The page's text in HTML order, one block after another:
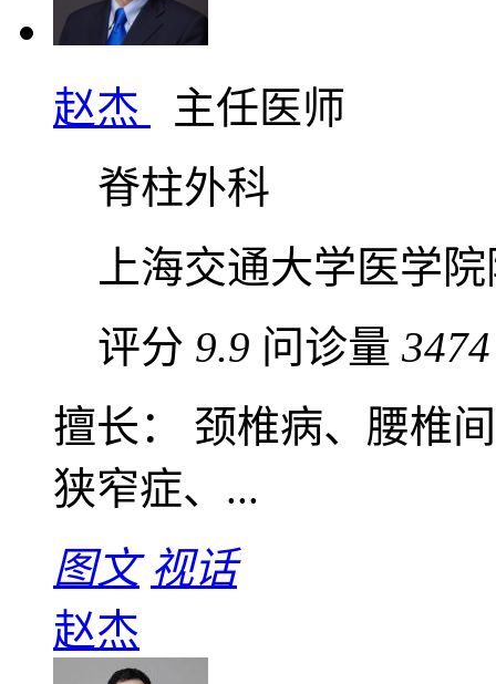
赵杰
主任医师
脊柱外科
上海交通大学医学
评分 9.9 问诊量 3474
擅长： 颈椎病、腰椎
狭窄症、...
图文 视话
赵杰